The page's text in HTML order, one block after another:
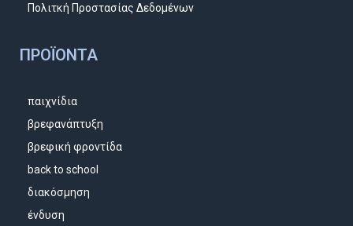
Πολιτκή Προστασίας Δεδομένων
ΠΡΟΪΌΝΤΑ
παιχνίδια
βρεφανάπτυξη
βρεφική φροντίδα
back to school
διακόσμηση
ένδυση